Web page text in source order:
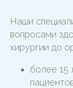
Наши
вопросами
хирургии до
более 15